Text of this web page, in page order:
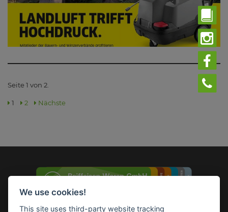
Seite 1 von 2.
1 2 Nächste
We use cookies!
This site uses third-party website tracking